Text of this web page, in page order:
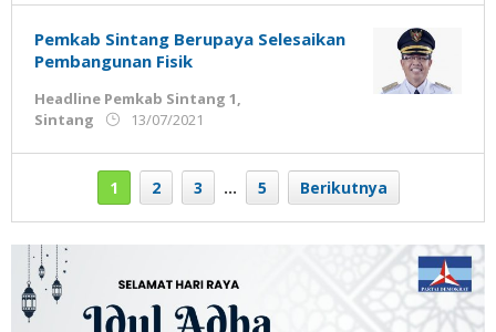
Ujung
Jemari
Pemkab Sintang Berupaya Selesaikan
Pembangunan Fisik
Headline Pemkab Sintang 1,
Sintang
13/07/2021
Ujung
Jemari
1 2 3 … 5 Berikutnya